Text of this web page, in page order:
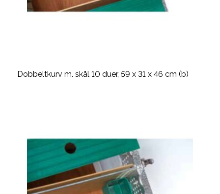
Dobbeltkurv m. skål 10 duer, 59 x 31 x 46 cm (b)